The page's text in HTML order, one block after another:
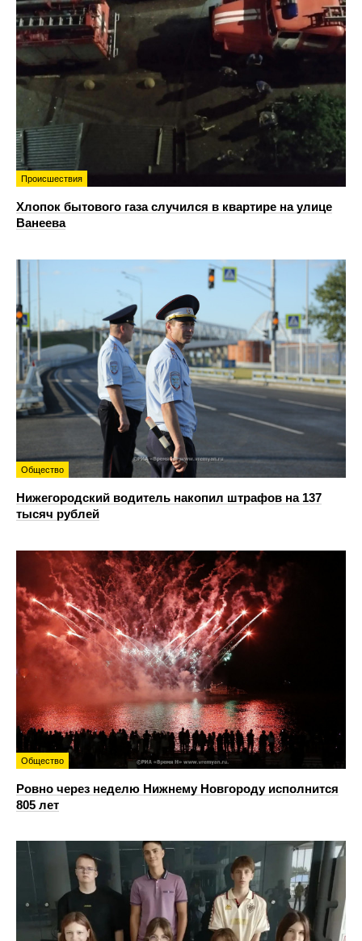
Происшествия
Хлопок бытового газа случился в квартире на улице
Ванеева
Общество
Нижегородский водитель накопил штрафов на 137
тысяч рублей
Общество
Ровно через неделю Нижнему Новгороду исполнится
805 лет